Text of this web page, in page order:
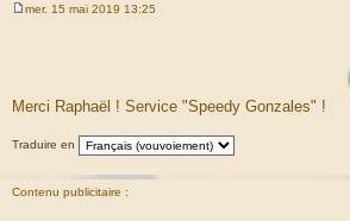
e
mer. 15 mai 2019 13:25
Merci Raphaël ! Service "Speedy Gonzales" !
Traduire en
Contenu publicitaire :